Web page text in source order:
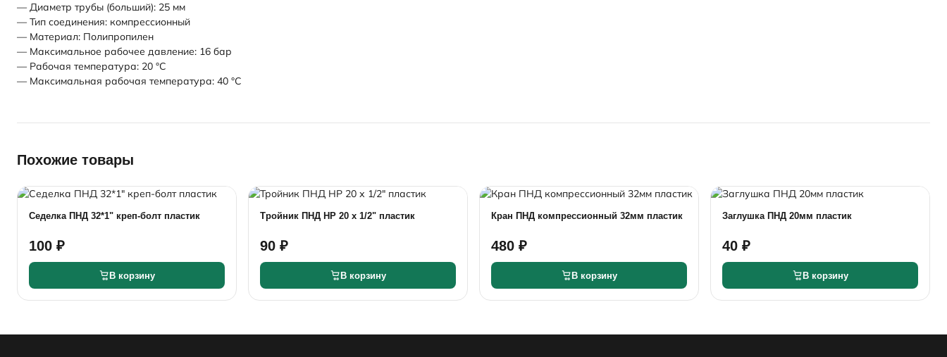
— Диаметр трубы (больший): 25 мм
— Тип соединения: компрессионный
— Материал: Полипропилен
— Максимальное рабочее давление: 16 бар
— Рабочая температура: 20 °С
— Максимальная рабочая температура: 40 °С
Похожие товары
Седелка ПНД 32*1" креп-болт пластик
100 ₽
В корзину
Тройник ПНД НР 20 х 1/2" пластик
90 ₽
В корзину
Кран ПНД компрессионный 32мм пластик
480 ₽
В корзину
Заглушка ПНД 20мм пластик
40 ₽
В корзину